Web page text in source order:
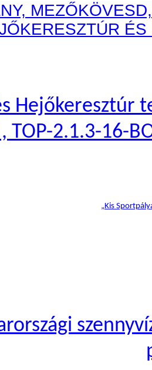
Hejőkeresztúr
TOP-2.1.3-16-
„Kis